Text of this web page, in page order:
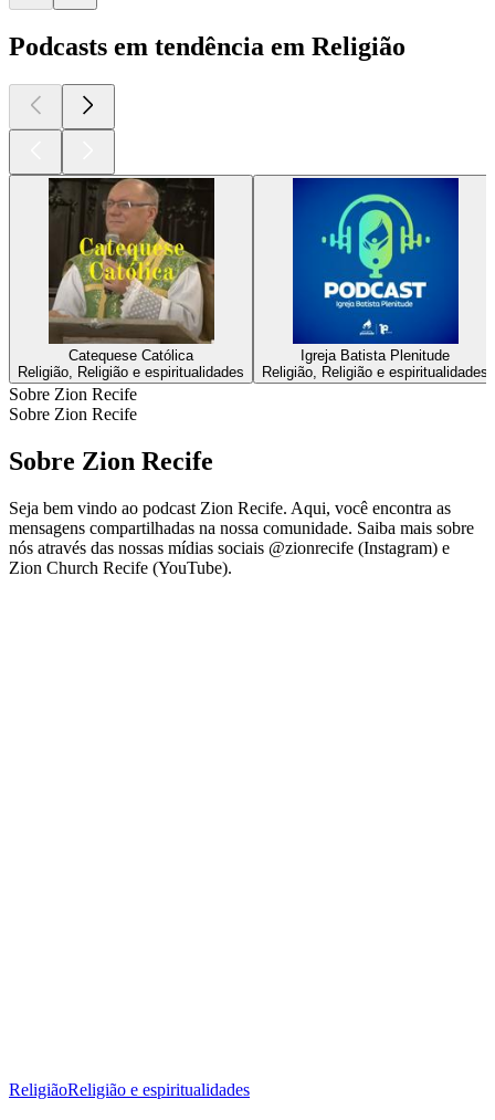
Podcasts em tendência em Religião
Catequese Católica
Religião, Religião e espiritualidades
Igreja Batista Plenitude
Religião, Religião e espiritualidades
Sobre Zion Recife
Sobre Zion Recife
Sobre Zion Recife
Seja bem vindo ao podcast Zion Recife. Aqui, você encontra as
mensagens compartilhadas na nossa comunidade. Saiba mais sobre
nós através das nossas mídias sociais @zionrecife (Instagram) e
Zion Church Recife (YouTube).
ReligiãoReligião e espiritualidades